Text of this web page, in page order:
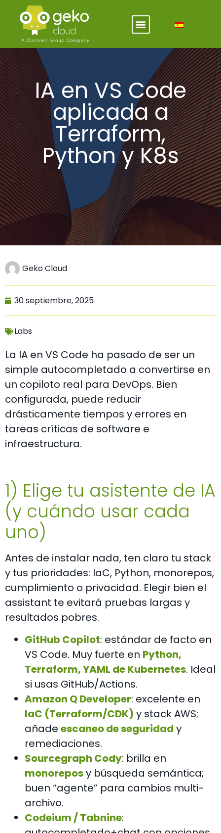
IA en VS Code
aplicada a
Terraform,
Python y K8s
Geko Cloud
30 septiembre, 2025
Labs
La IA en VS Code ha pasado de ser un
simple autocompletado a convertirse en
un copiloto real para DevOps. Bien
configurada, puede reducir
drásticamente tiempos y errores en
tareas críticas de software e
infraestructura.
1) Elige tu asistente de IA
(y cuándo usar cada
uno)
Antes de instalar nada, ten claro tu stack
y tus prioridades: IaC, Python, monorepos,
cumplimiento o privacidad. Elegir bien el
assistant te evitará pruebas largas y
resultados pobres.
GitHub Copilot: estándar de facto en
VS Code. Muy fuerte en Python,
Terraform, YAML de Kubernetes. Ideal
si usas GitHub/Actions.
Amazon Q Developer: excelente en
IaC (Terraform/CDK) y stack AWS;
añade escaneo de seguridad y
remediaciones.
Sourcegraph Cody: brilla en
monoreposy búsqueda semántica;
buen “agente” para cambios multi-
archivo.
Codeium / Tabnine: